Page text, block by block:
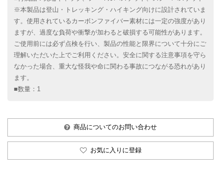
※本製品は登山・トレッキング・ハイキング向けに設計されていま
す。使用されているカーボンファイバー素材には一定の強度があり
ますが、過度な負荷や衝撃が加わると破損する可能性があります。
ご使用前には必ず点検を行い、製品の性能と限界について十分にご
理解いただいた上でご利用ください。安全に関する注意事項を守ら
なかった場合、重大な怪我や命に関わる事故につながる恐れがあり
ます。
■数量：1
商品についてのお問い合わせ
お気に入りに登録